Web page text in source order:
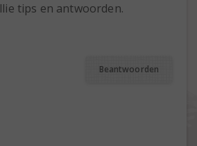
tips en antwoorden.
Beantwoorden